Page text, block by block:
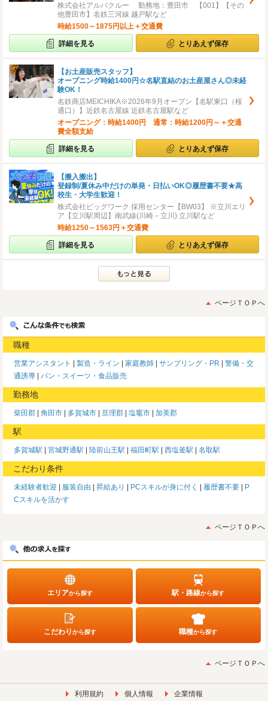
株式会社アルバクルー 勤務地：豊田市 【001】【その
他豊田市】名鉄三河線 越戸駅など
時給1500～1875円以上＋交通費
詳細を見る とりあえず保存
【お土産販売スタッフ】
オープニング時給1400円☆名駅直結のお土産屋さん◎未経
験OK！
名鉄商店MEICHIKA※2026年9月オープン【名駅東口（桜
通口）】近鉄名古屋線 近鉄名古屋駅など
オープニング：時給1400円 通常：時給1200円～＋交通
費全額支給
詳細を見る とりあえず保存
【搬入搬出】
登録制/夏休み中だけの単発・日払いOK◎履歴書不要★高
校生・大学生歓迎！
株式会社ビッグワーク 採用センター【BW03】 ※立川エリ
ア【立川駅周辺】南武線(川崎－立川) 立川駅など
時給1250～1563円＋交通費
詳細を見る とりあえず保存
ページＴＯＰへ
職種
営業アシスタント 製造・ライン 家庭教師 サンプリング・PR
警備・交
通誘導
パン・スイーツ・食品販売
勤務地
柴田郡 角田市 多賀城市 亘理郡 塩竈市 加美郡
駅
多賀城駅 宮城野通駅 陸前山王駅 福田町駅 西塩釜駅 名取駅
こだわり条件
未経験者歓迎 服装自由 昇給あり PCスキルが身に付く 履歴書不要
P
Cスキルを活かす
ページＴＯＰへ
エリアから探す 駅・路線から探す
こだわりから探す 職種から探す
ページＴＯＰへ
利用規約 個人情報 企業情報